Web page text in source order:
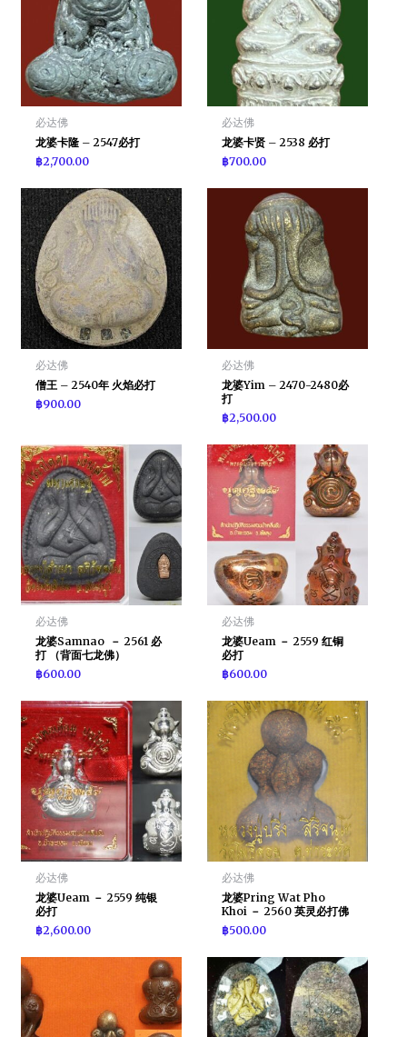
必达佛
龙婆卡隆 – 2547必打
฿2,700.00
必达佛
龙婆卡贤 – 2538 必打
฿700.00
必达佛
僧王 – 2540年 火焰必打
฿900.00
必达佛
龙婆Yim – 2470-2480必
打
฿2,500.00
必达佛
龙婆Samnao － 2561 必
打 （背面七龙佛）
฿600.00
必达佛
龙婆Ueam － 2559 红铜
必打
฿600.00
必达佛
龙婆Ueam － 2559 纯银
必打
฿2,600.00
必达佛
龙婆Pring Wat Pho
Khoi － 2560 英灵必打佛
฿500.00